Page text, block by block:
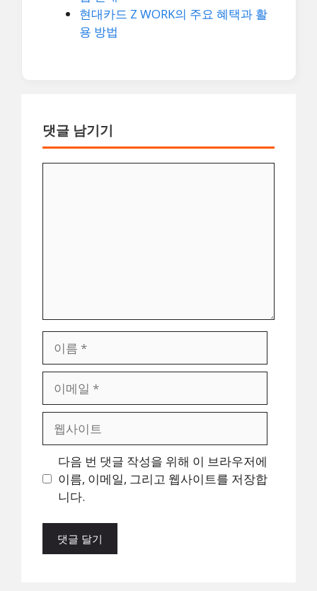
현대카드 Z WORK의 주요 혜택과 활
용 방법
댓글 남기기
일
트
다음 번 댓글 작성을 위해 이 브라우저에
이름, 이메일, 그리고 웹사이트를 저장합
니다.